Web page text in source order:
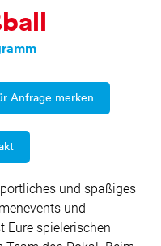
Anfrage merken
und spaßiges
und
Eure spielerischen